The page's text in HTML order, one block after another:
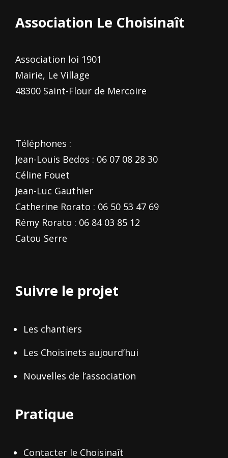
Association Le Choisinaît
Association loi 1901
Mairie, Le Village
48300 Saint-Flour de Mercoire
Téléphones :
Jean-Louis Bedos : 06 07 08 28 30
Céline Fouet
Jean-Luc Gauthier
Catherine Rorato : 06 50 53 47 69
Rémy Rorato : 06 84 03 85 12
Catou Serre
Suivre le projet
Les chantiers
Les Choisinets aujourd’hui
Nouvelles de l’association
Pratique
Contacter le Choisinaît